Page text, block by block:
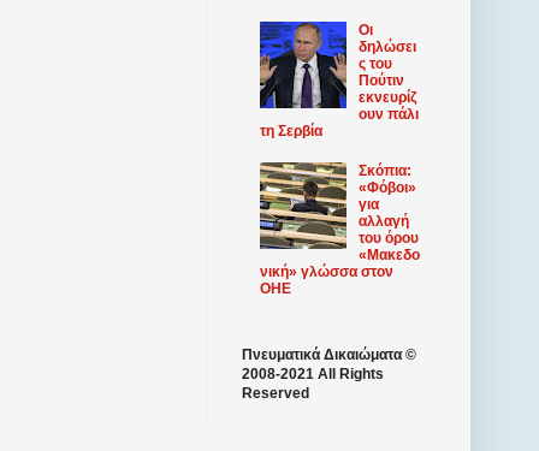
Οι
δηλώσει
ς του
Πούτιν
εκνευρίζ
ουν πάλι
τη Σερβία
Σκόπια:
«Φόβοι»
για
αλλαγή
του όρου
«Μακεδο
νική» γλώσσα στον
ΟΗΕ
Πνευματικά Δικαιώματα ©
2008-2021 All Rights
Reserved